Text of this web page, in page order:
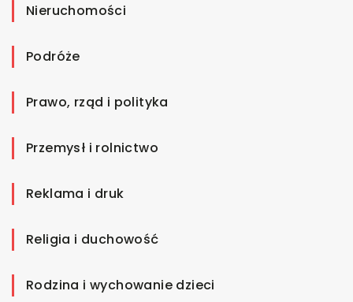
Nieruchomości
Podróże
Prawo, rząd i polityka
Przemysł i rolnictwo
Reklama i druk
Religia i duchowość
Rodzina i wychowanie dzieci